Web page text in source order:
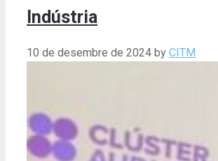
Indústria
10 de desembre de 2024 by CITM